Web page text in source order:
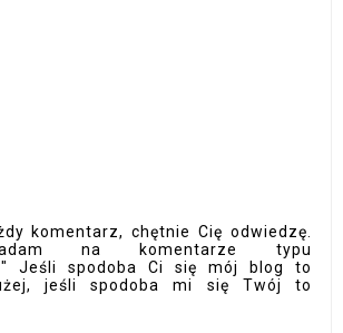
komentarz, chętnie Cię odwiedzę.
na komentarze typu
Jeśli spodoba Ci się mój blog to
jeśli spodoba mi się Twój to